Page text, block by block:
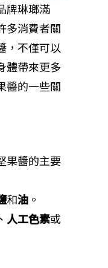
牌琳瑯滿
多消費者關
，不僅可以
體帶來更多
醬的一些關
果醬的主要
和油 。
、 人工色素或